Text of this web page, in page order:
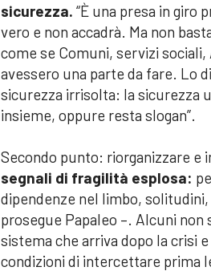
sicurezza. “È una presa in giro
vero e non accadrà. Ma non
come se Comuni, servizi
avessero una parte da fare. Lo
sicurezza irrisolta: la sicurezza
insieme, oppure resta slogan”.
Secondo punto: riorganizzare e
segnali di fragilità esplosa:
dipendenze nel limbo,
prosegue Papaleo –. Alcuni
sistema che arriva dopo la crisi
condizioni di intercettare prima